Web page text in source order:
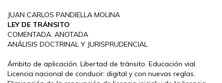
JUAN CARLOS PANDIELLA MOLINA
LEY DE TRÁNSITO
COMENTADA. ANOTADA
ANÁLISIS DOCTRINAL Y JURISPRUDENCIAL
Ámbito de aplicación. Libertad de tránsito. Educación vial.
Licencia nacional de conducir: digital y con nuevas reglas.